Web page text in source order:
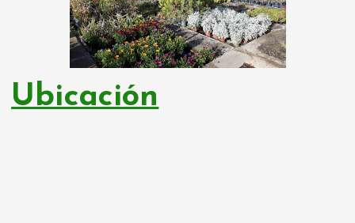
Ubicación